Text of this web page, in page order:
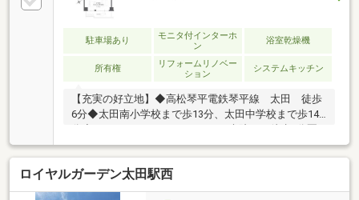
駐車場あり
モニタ付インターホ
ン
浴室乾燥機
所有権
リフォームリノベー
ション
システムキッチン
【充実の好立地】◆高松琴平電鉄琴平線 太田 徒歩
6分◆太田南小学校まで歩13分、太田中学校まで歩14
分◆スーパー、ドラックストア、病院まで徒歩5分圏
内本日ご案内可能です♪
ロイヤルガーデン太田駅西